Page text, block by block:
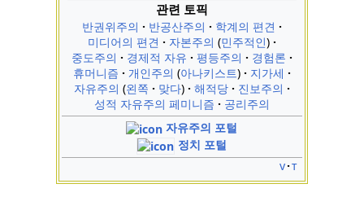
관련 토픽
반권위주의 반공산주의
학계의 편견
미디어의 편견
자본주의 민주적인
중도주의
경제적 자유 평등주의
경험론
휴머니즘
개인주의 아나키스트
지가세
자유주의 왼쪽 맞다 해적당
진보주의
성적 자유주의 페미니즘
공리주의
자유주의 포털
정치 포털
v t